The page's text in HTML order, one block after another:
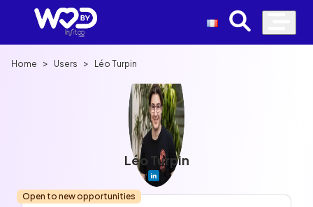
Home > Users > Léo Turpin
Léo Turpin
Open to new opportunities